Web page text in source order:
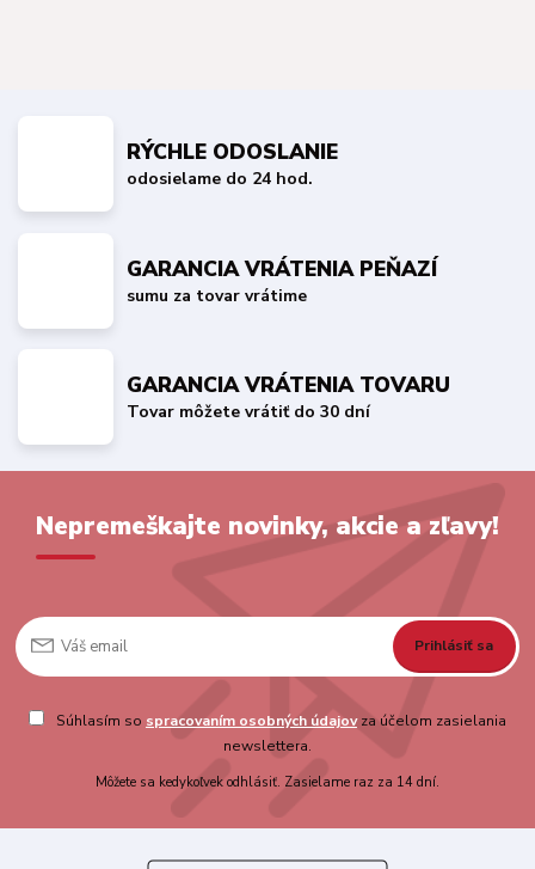
RÝCHLE ODOSLANIE
odosielame do 24 hod.
GARANCIA VRÁTENIA PEŇAZÍ
sumu za tovar vrátime
GARANCIA VRÁTENIA TOVARU
Tovar môžete vrátiť do 30 dní
Nepremeškajte novinky, akcie a zľavy!
Prihlásiť sa
Súhlasím so spracovaním osobných údajovza účelom zasielania
newslettera.
Môžete sa kedykoľvek odhlásiť. Zasielame raz za 14 dní.